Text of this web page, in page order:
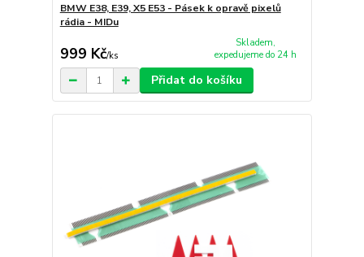
BMW E38, E39, X5 E53 - Pásek k opravě pixelů
rádia - MIDu
999 Kč/ks
Skladem,
expedujeme do 24 h
Přidat do košíku